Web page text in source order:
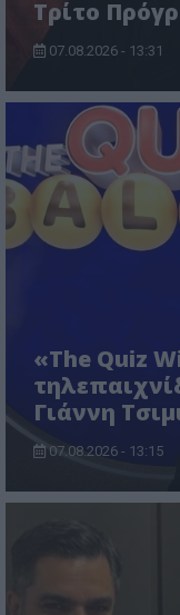
Τρίτο
07.08.2026 - 13:31
«The Quiz
Γιάννη
07.08.2026 - 13:15